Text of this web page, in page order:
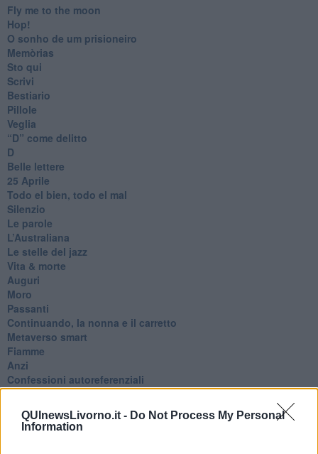
QUInewsLivorno.it - Do Not Process My Personal
Information
Fly me to the moon
Hop!
O sonho de um prisioneiro
Memòrias
Sto qui
Scrivi
Bestiario
Pillole
Veglia
​“D” come delitto
D
Belle lettere
25 Aprile
Todo el bien, todo el mal
Silenzio
Le parole
​L’Australiana
Le stelle del jazz
Vita & morte
Auguri
Moro
Passanti
Continuando, la nonna e il carretto
Metaverso smart
Fiamme
Anzi
Confessioni autoreferenziali
Utopie
Estate
Il lago